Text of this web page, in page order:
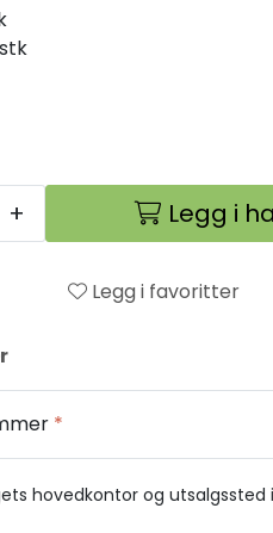
+ Legg i
Legg i favoritter
*
hovedkontor og utsalgssted i